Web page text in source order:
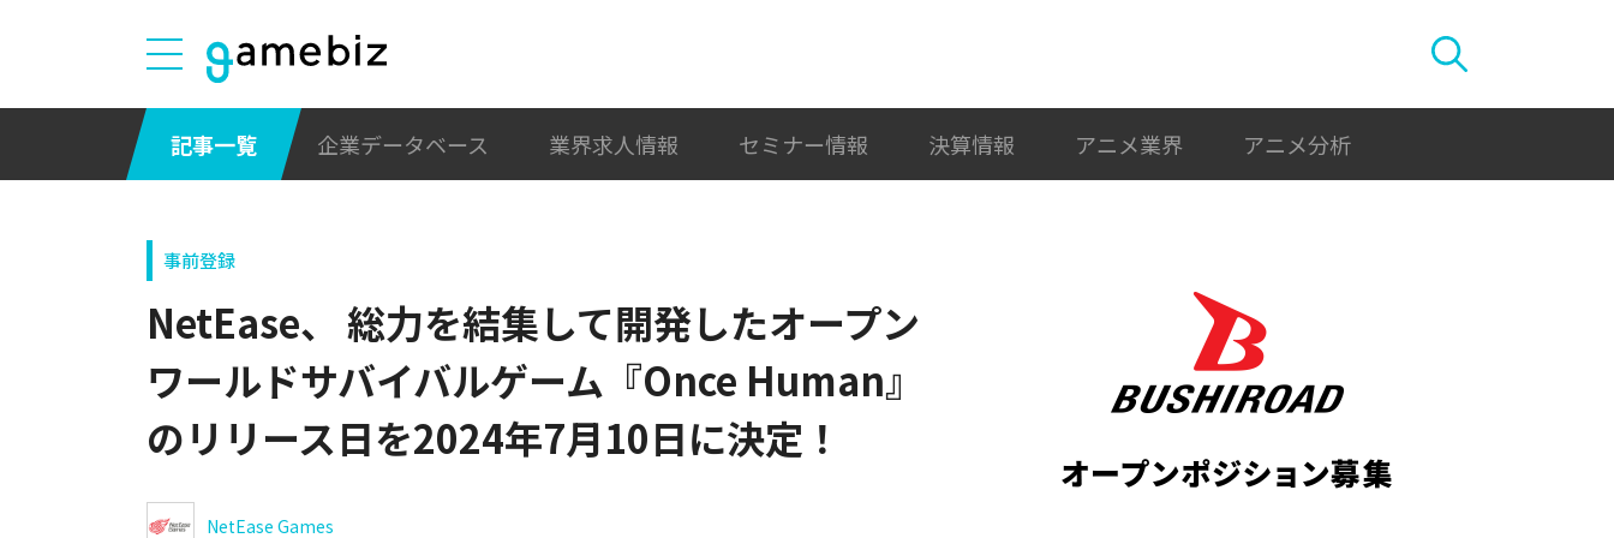
記事一覧 企業データベース 業界求人情報 セミナー情報 決算情報 アニメ業界 アニメ分析
事前登録
NetEase、 総力を結集して開発したオープン
ワールドサバイバルゲーム『Once Human』
のリリース日を2024年7月10日に決定！
NetEase Games